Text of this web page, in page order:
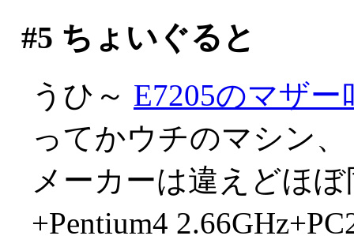
#5 ちょいぐると
うひ～ E7205のマザー
ってかウチのマシン、
メーカーは違えどほ
+Pentium4